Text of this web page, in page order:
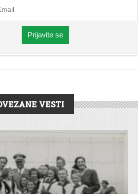
Prijavite se
VESTI